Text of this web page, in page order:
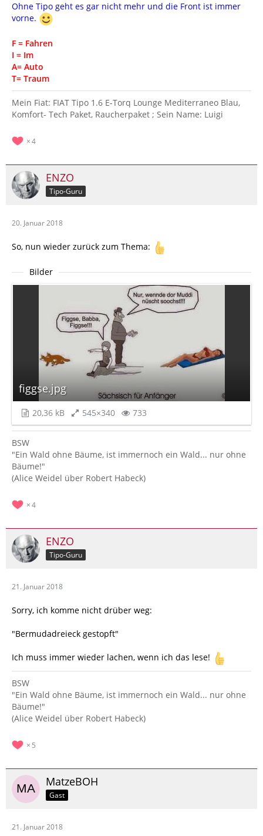
Ohne Tipo geht es gar nicht mehr und die Front ist immer
vorne.
F = Fahren
I = Im
A= Auto
T= Traum
Mein Fiat: FIAT Tipo 1.6 E-Torq Lounge Mediterraneo Blau,
Komfort- Tech Paket, Raucherpaket ; Sein Name: Luigi
4
ENZO
Tipo-Guru
20. Januar 2018
So, nun wieder zurück zum Thema:
Bilder
figgse.jpg
20,36 kB 545×340 733
BSW
"Ein Wald ohne Bäume, ist immernoch ein Wald... nur ohne
Bäume!"
(Alice Weidel über Robert Habeck)
4
ENZO
Tipo-Guru
21. Januar 2018
Sorry, ich komme nicht drüber weg:
"Bermudadreieck gestopft"
Ich muss immer wieder lachen, wenn ich das lese!
BSW
"Ein Wald ohne Bäume, ist immernoch ein Wald... nur ohne
Bäume!"
(Alice Weidel über Robert Habeck)
5
MatzeBOH
Gast
21. Januar 2018